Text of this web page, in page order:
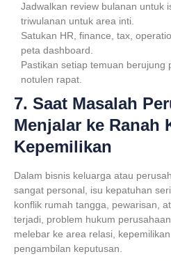
Jadwalkan review bulanan untuk
triwulanan untuk area inti.
Satukan HR, finance, tax,
peta dashboard.
Pastikan setiap temuan berujung
notulen rapat.
7. Saat Masalah
Menjalar ke Ranah
Kepemilikan
Dalam bisnis keluarga atau
sangat personal, isu kepatuhan
konflik rumah tangga, pewarisan,
terjadi, problem hukum
melebar ke area relasi,
pengambilan keputusan.